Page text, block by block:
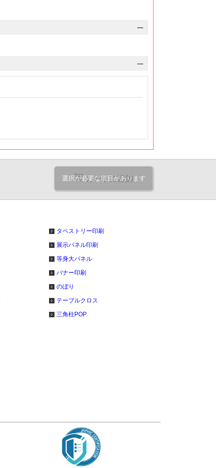
カートに追加
選択が必要な項目があります
タペストリー印刷
展示パネル印刷
等身大パネル
バナー印刷
のぼり
テーブルクロス
三角柱POP